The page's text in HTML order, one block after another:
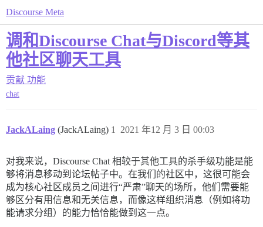
Discourse Meta
调和Discourse Chat与Discord等其
他社区聊天工具
贡献 功能
chat
JackALaing (JackALaing) 2021 年12 月 3 日 00:03
1
对我来说，Discourse Chat 相较于其他工具的杀手级功能是能
够将消息移动到论坛帖子中。在我们的社区中，这很可能会
成为核心社区成员之间进行“严肃”聊天的场所，他们需要能
够区分有用信息和无关信息，而像这样组织消息（例如将功
能请求分组）的能力恰恰能做到这一点。